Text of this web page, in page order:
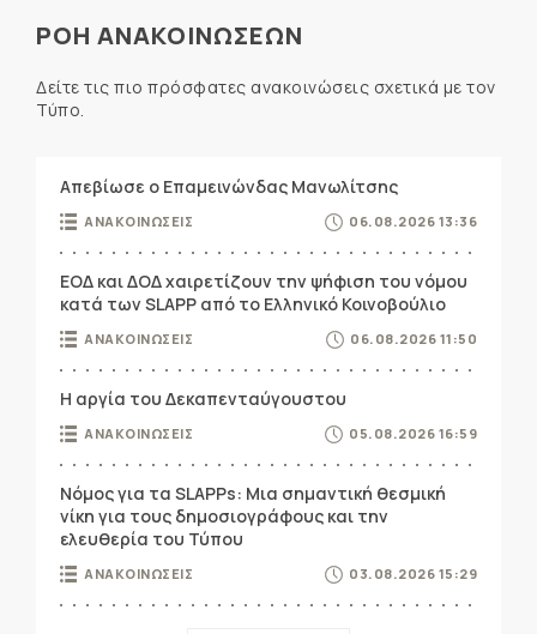
ΡΟΗ ΑΝΑΚΟΙΝΩΣΕΩΝ
Δείτε τις πιο πρόσφατες ανακοινώσεις σχετικά με τον
Τύπο.
Απεβίωσε ο Επαμεινώνδας Μανωλίτσης
ΑΝΑΚΟΙΝΩΣΕΙΣ 06.08.2026 13:36
ΕΟΔ και ΔΟΔ χαιρετίζουν την ψήφιση του νόμου
κατά των SLAPP από το Ελληνικό Κοινοβούλιο
ΑΝΑΚΟΙΝΩΣΕΙΣ 06.08.2026 11:50
Η αργία του Δεκαπενταύγουστου
ΑΝΑΚΟΙΝΩΣΕΙΣ 05.08.2026 16:59
Νόμος για τα SLAPPs: Μια σημαντική θεσμική
νίκη για τους δημοσιογράφους και την
ελευθερία του Τύπου
ΑΝΑΚΟΙΝΩΣΕΙΣ 03.08.2026 15:29